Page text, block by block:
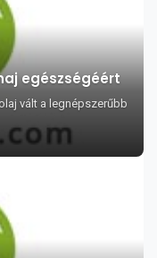
egészségéért
vált a legnépszerűbb